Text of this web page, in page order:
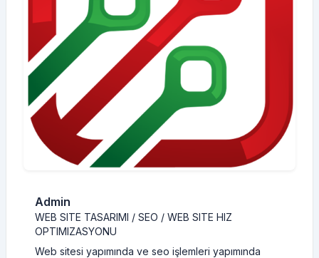
Admin
WEB SITE TASARIMI / SEO / WEB SITE HIZ
OPTIMIZASYONU
Web sitesi yapımında ve seo işlemleri yapımında